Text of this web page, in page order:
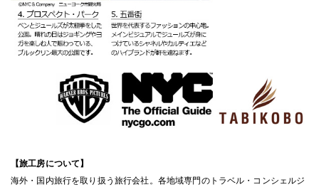
【旅工房について】
海外・国内旅行を取り扱う旅行会社。各地域専門のトラベル・コンシェルジ